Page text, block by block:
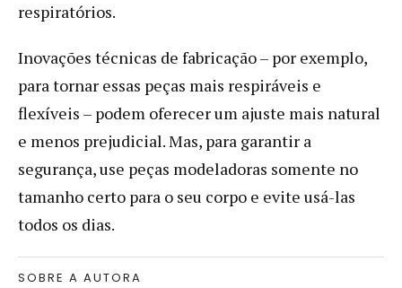
respiratórios.
Inovações técnicas de fabricação – por exemplo,
para tornar essas peças mais respiráveis e
flexíveis – podem oferecer um ajuste mais natural
e menos prejudicial. Mas, para garantir a
segurança, use peças modeladoras somente no
tamanho certo para o seu corpo e evite usá-las
todos os dias.
SOBRE A AUTORA